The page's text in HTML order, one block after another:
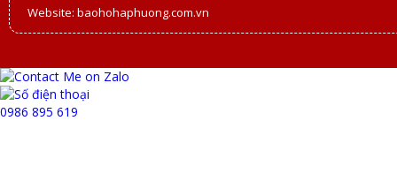
Website: baohohaphuong.com.vn
0986 895 619